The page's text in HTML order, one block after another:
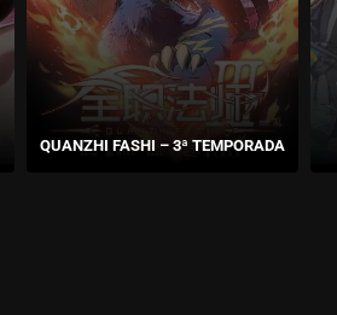
QUANZHI FASHI – 3ª TEMPORADA